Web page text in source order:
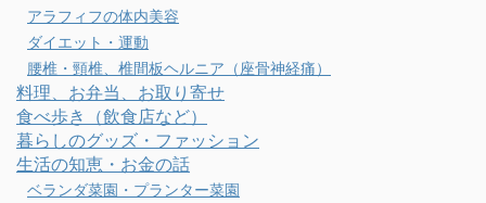
アラフィフの体内美容
ダイエット・運動
腰椎・頸椎、椎間板ヘルニア（座骨神経痛）
料理、お弁当、お取り寄せ
食べ歩き（飲食店など）
暮らしのグッズ・ファッション
生活の知恵・お金の話
ベランダ菜園・プランター菜園